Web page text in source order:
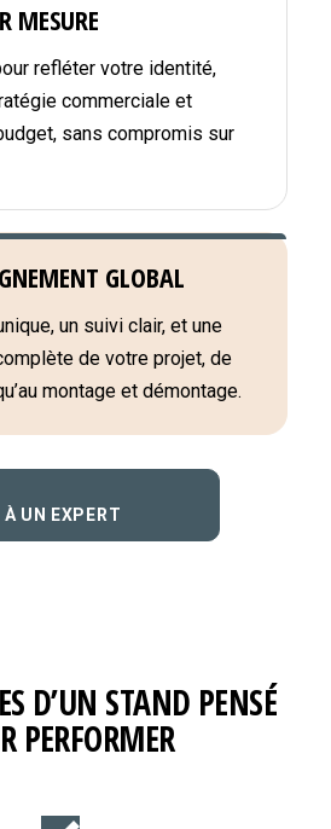
MESURE
refléter votre identité,
commerciale et
sans compromis sur
GLOBAL
un suivi clair, et une
de votre projet, de
montage et démontage.
À UN EXPERT
D’UN STAND PENSÉ
PERFORMER